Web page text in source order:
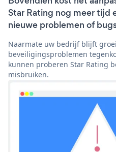
Star Rating nog meer tijd
nieuwe problemen of
Naarmate uw bedrijf blijft
beveiligingsproblemen
kunnen proberen Star Rating
misbruiken.